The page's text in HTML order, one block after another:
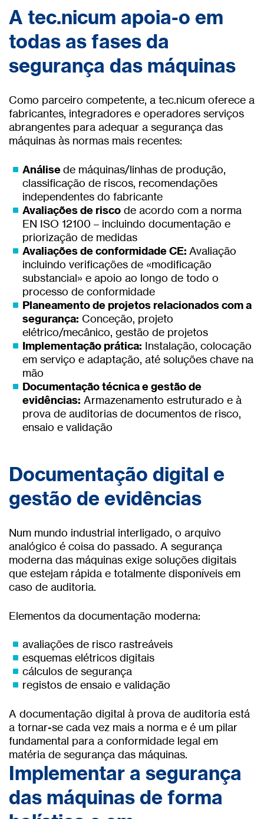
A tec.nicum apoia-o em
todas as fases da
segurança das máquinas
Como parceiro competente, a tec.nicum oferece a
fabricantes, integradores e operadores serviços
abrangentes para adequar a segurança das
máquinas às normas mais recentes:
Análisede máquinas/linhas de produção,
classificação de riscos, recomendações
independentes do fabricante
Avaliações de riscode acordo com a norma
EN ISO 12100 – incluindo documentação e
priorização de medidas
Avaliações de conformidade CE: Avaliação
incluindo verificações de «modificação
substancial» e apoio ao longo de todo o
processo de conformidade
Planeamento de projetos relacionados com a
segurança: Conceção, projeto
elétrico/mecânico, gestão de projetos
Implementação prática: Instalação, colocação
em serviço e adaptação, até soluções chave na
mão
Documentação técnica e gestão de
evidências: Armazenamento estruturado e à
prova de auditorias de documentos de risco,
ensaio e validação
Documentação digital e
gestão de evidências
Num mundo industrial interligado, o arquivo
analógico é coisa do passado. A segurança
moderna das máquinas exige soluções digitais
que estejam rápida e totalmente disponíveis em
caso de auditoria.
Elementos da documentação moderna:
avaliações de risco rastreáveis
esquemas elétricos digitais
cálculos de segurança
registos de ensaio e validação
A documentação digital à prova de auditoria está
a tornar-se cada vez mais a norma e é um pilar
fundamental para a conformidade legal em
matéria de segurança das máquinas.
Implementar a segurança
das máquinas de forma